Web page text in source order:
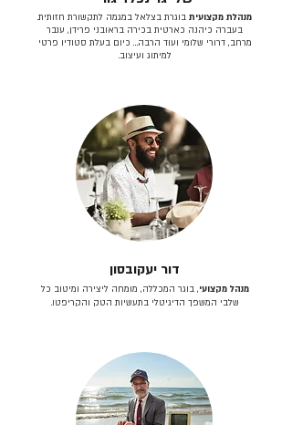
מנהלת מקצועית בוגרת בצלאל במגמה לתקשורת חזותית.
בעברה כיהנה כארטית בכירה בראובני פרידן, ענבר
מרחב, דרורי שלומי ועוד הרבה… כיום בעלת סטודיו פרטי
למיתוג ועיצוב.
דור יעקובסון
מנהל מקצועי, בוגר המכללה, מומחה ליצירה ומיטוב כל
שלבי המשפך הדיגיטלי בתעשיות הטק והקריפטו.